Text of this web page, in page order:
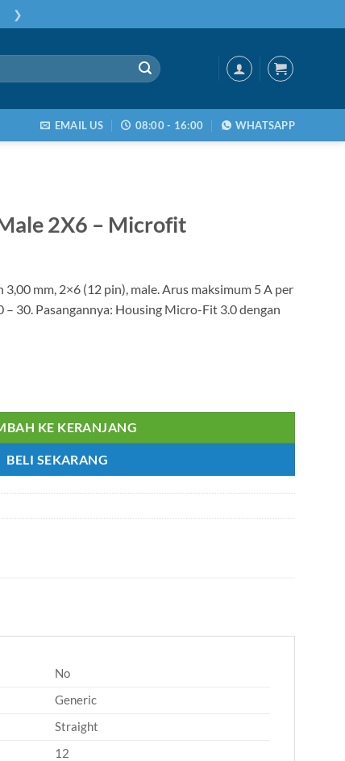
❯
EMAIL US 08:00 - 16:00 WHATSAPP
2X6 – Microfit
mm, 2×6 (12 pin), male. Arus maksimum 5 A per
30. Pasangannya: Housing Micro-Fit 3.0 dengan
KE KERANJANG
BELI SEKARANG
No
Generic
Straight
12